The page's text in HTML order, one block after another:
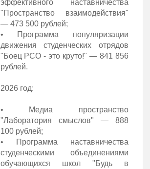
эффективного наставничества
"Пространство взаимодействия"
— 473 500 рублей;
• Программа популяризации
движения студенческих отрядов
"Боец РСО - это круто!" — 841 856
рублей.
2026 год:
• Медиа пространство
"Лаборатория смыслов" — 888
100 рублей;
• Программа наставничества
студенческими объединениями
обучающихся школ "Будь в